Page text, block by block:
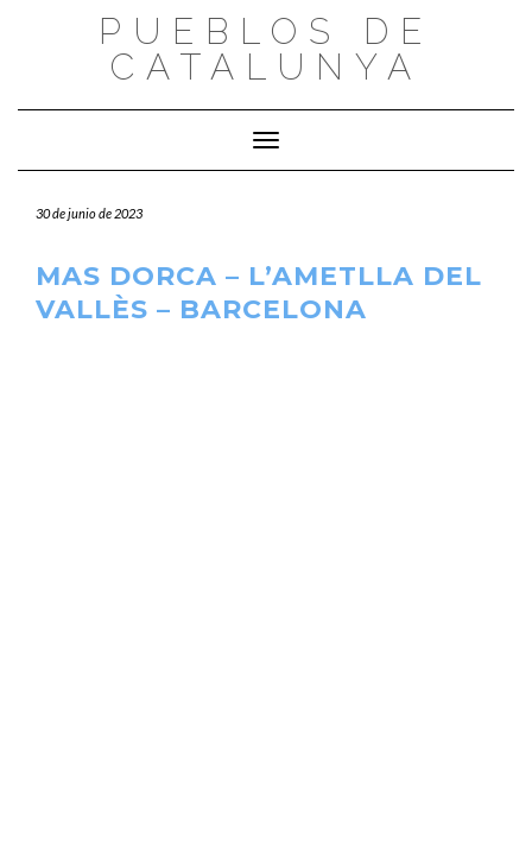
PUEBLOS DE
CATALUNYA
Cambiar modo de navegación
30 de junio de 2023
MAS DORCA – L’AMETLLA DEL
VALLÈS – BARCELONA